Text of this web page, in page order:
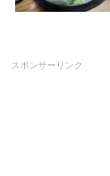
スポンサーリンク